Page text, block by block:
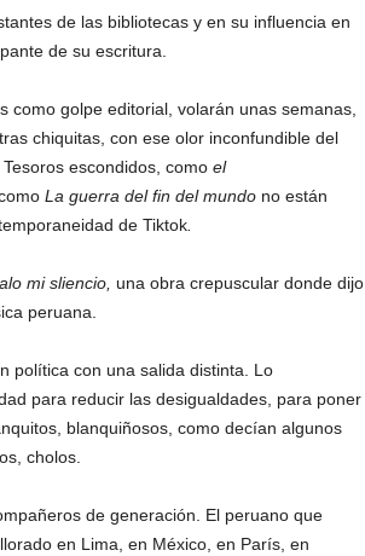
de las bibliotecas y en su influencia en
de su escritura.
golpe editorial, volarán unas semanas,
chiquitas, con ese olor inconfundible del
escondidos, como el
La guerra del fin del mundo no están
de Tiktok.
mi sliencio, una obra crepuscular donde dijo
peruana.
política con una salida distinta. Lo
para reducir las desigualdades, para poner
blanquiñosos, como decían algunos
cholos.
de generación. El peruano que
en Lima, en México, en París, en